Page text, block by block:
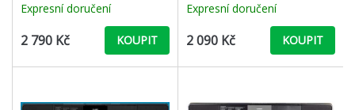
Expresní doručení
2 790 Kč KOUPIT
Expresní doručení
2 090 Kč KOUPIT